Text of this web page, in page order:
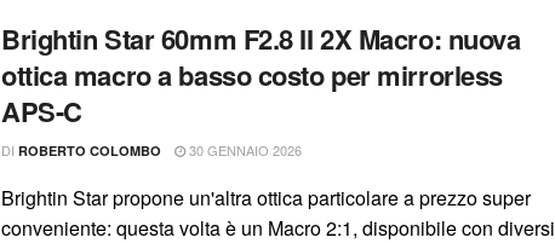
Brightin Star 60mm F2.8 II 2X Macro: nuova
ottica macro a basso costo per mirrorless
APS-C
DI ROBERTO COLOMBO 30 GENNAIO 2026
Brightin Star propone un'altra ottica particolare a prezzo super
conveniente: questa volta è un Macro 2:1, disponibile con diversi